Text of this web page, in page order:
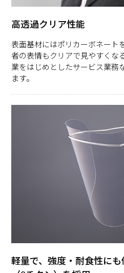
高透過クリア性能
表面基材にはポリカーボネート
者の表情もクリアで見やすくな
業をはじめとしたサービス業務
ます。
軽量で、強度・耐食性に